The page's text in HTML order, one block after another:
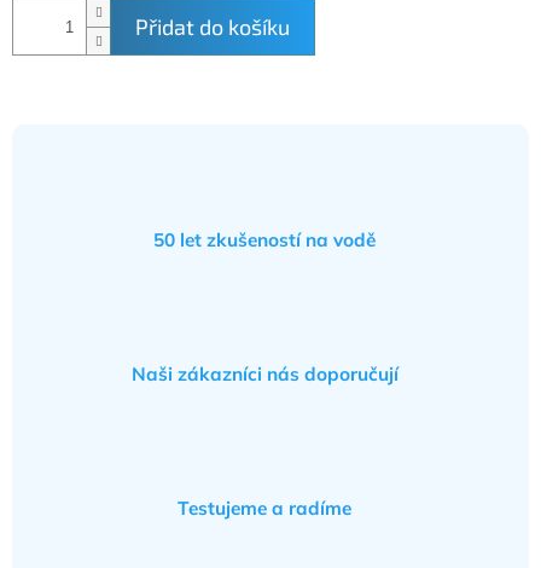
Přidat do košíku
50 let zkušeností na vodě
Naši zákazníci nás doporučují
Testujeme a radíme